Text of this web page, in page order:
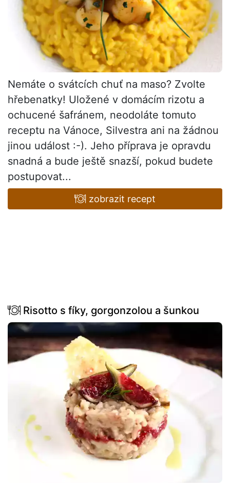
Nemáte o svátcích chuť na maso? Zvolte
hřebenatky! Uložené v domácím rizotu a
ochucené šafránem, neodoláte tomuto
receptu na Vánoce, Silvestra ani na žádnou
jinou událost :-). Jeho příprava je opravdu
snadná a bude ještě snazší, pokud budete
postupovat...
zobrazit recept
Risotto s fíky, gorgonzolou a šunkou